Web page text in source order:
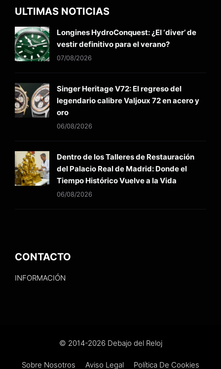
ULTIMAS NOTICIAS
Longines HydroConquest: ¿El ‘diver’ de
vestir definitivo para el verano?
07/08/2026
Singer Heritage V72: El regreso del
legendario calibre Valjoux 72 en acero y
oro
06/08/2026
Dentro de los Talleres de Restauración
del Palacio Real de Madrid: Donde el
Tiempo Histórico Vuelve a la Vida
06/08/2026
CONTACTO
INFORMACIÓN
© 2014-2026 Debajo del Reloj
Sobre Nosotros Aviso Legal Política De Cookies